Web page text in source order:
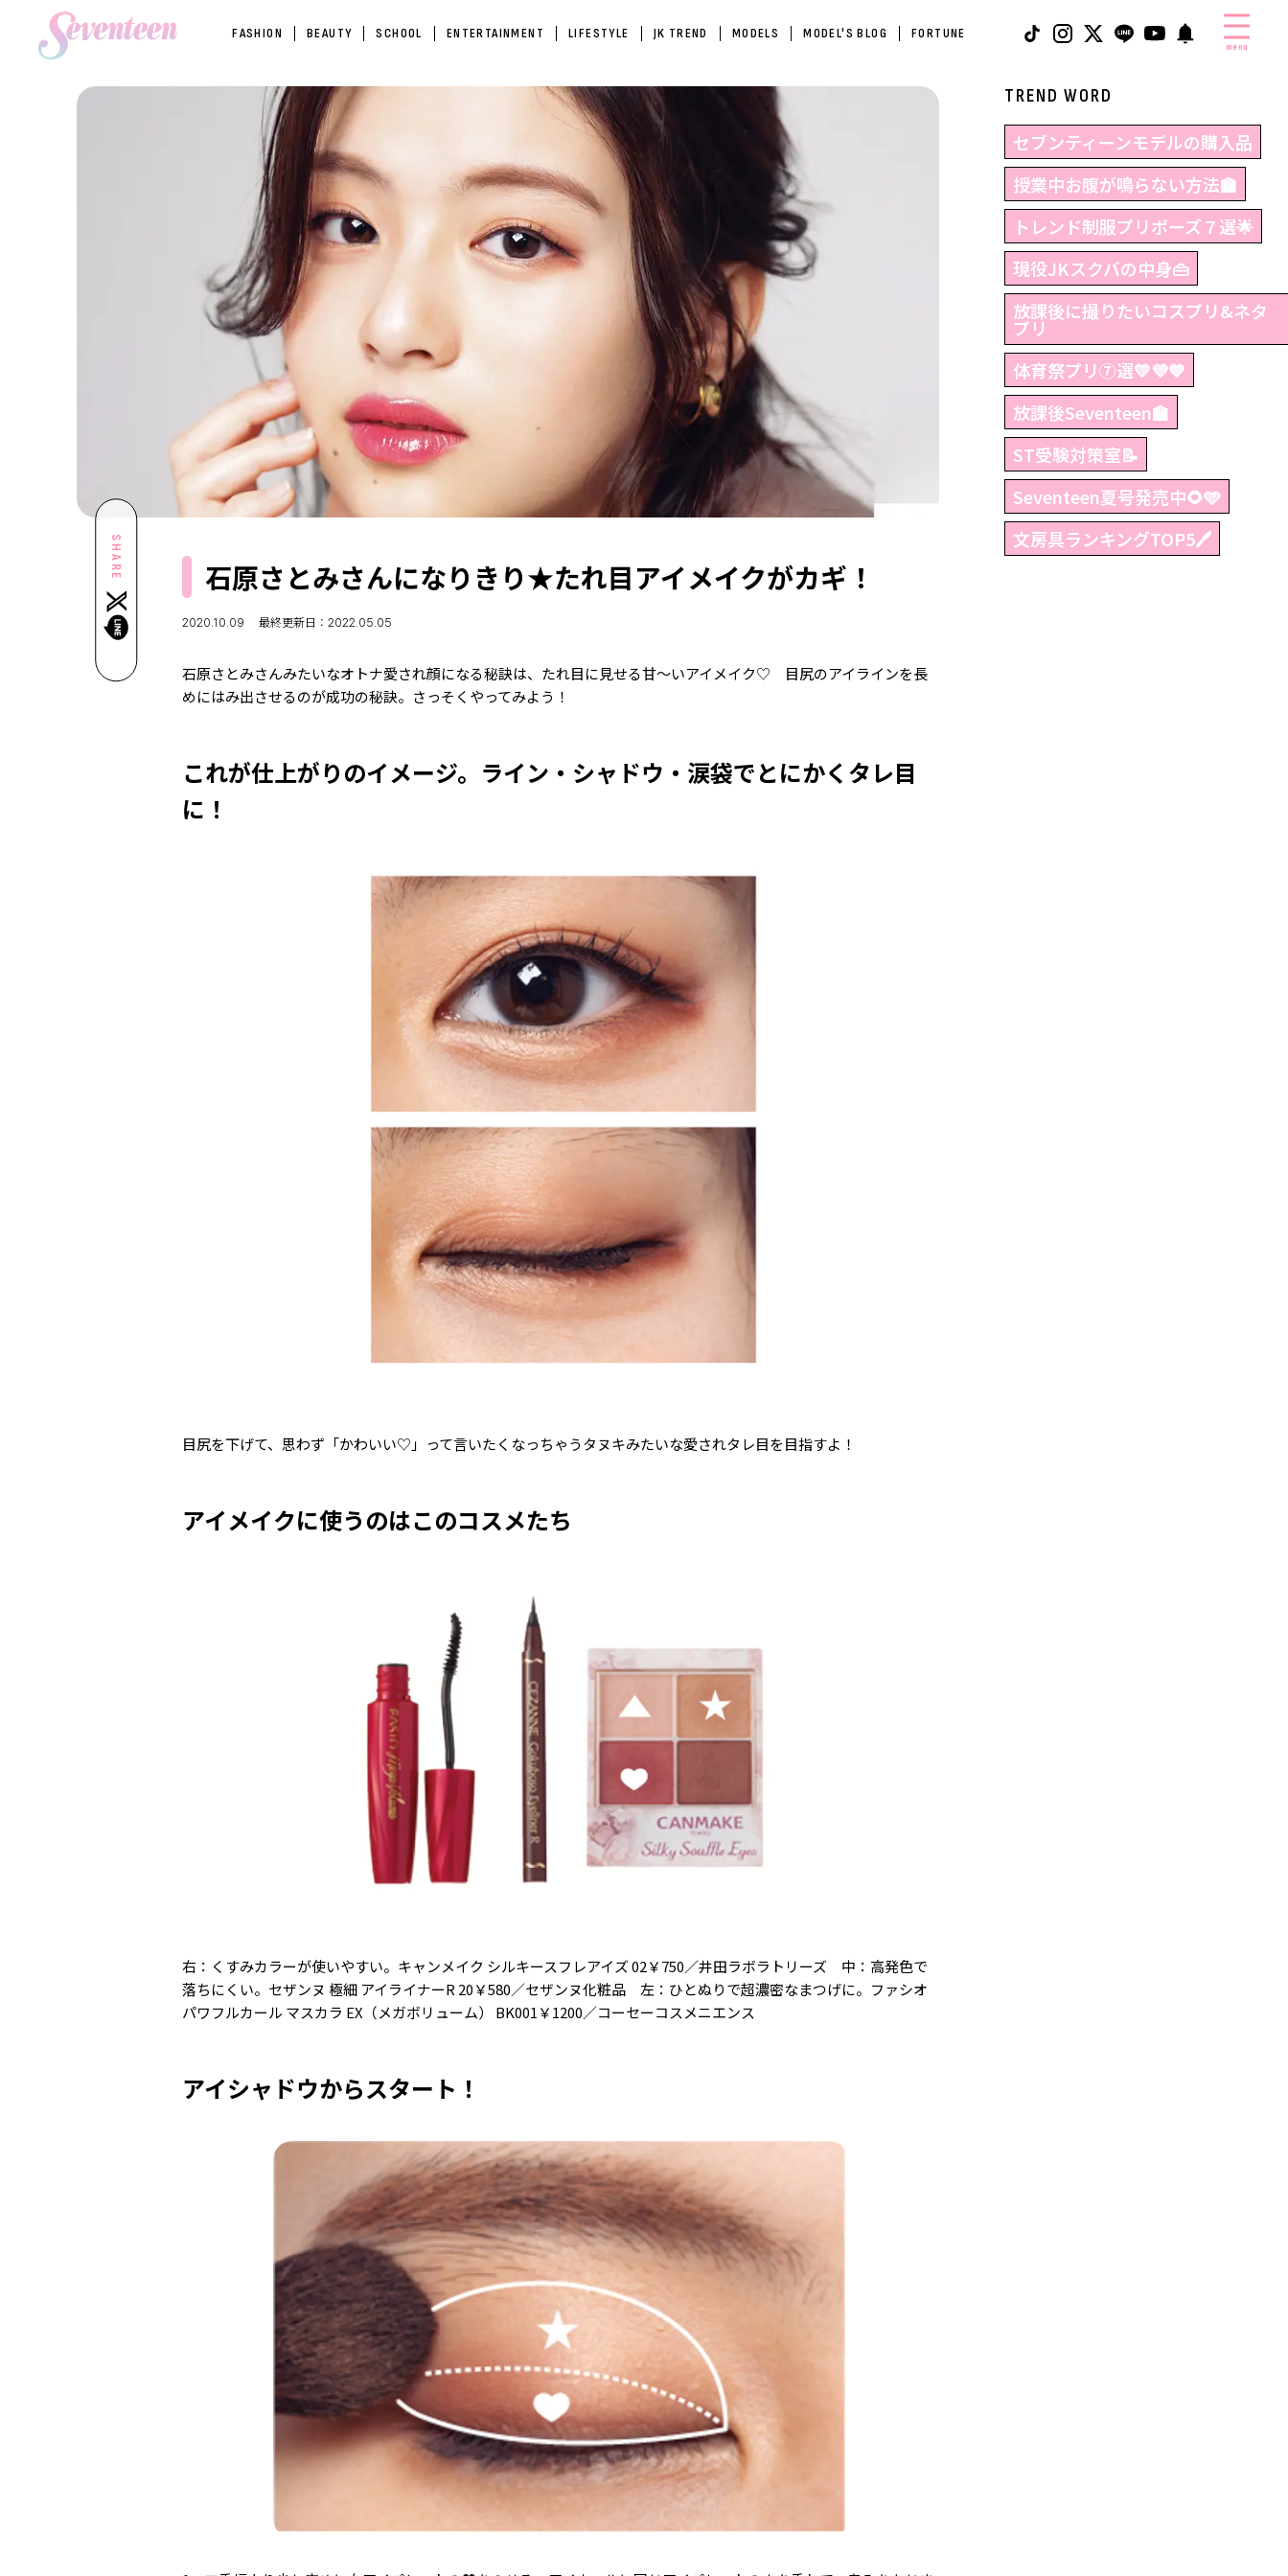
FASHION BEAUTY SCHOOL ENTERTAINMENT LIFESTYLE JK TREND MODELS MODEL'S BLOG FORTUNE
menu
SHARE 石原さとみさんになりきり★たれ目アイメイクがカギ！
2020.10.09 最終更新日：2022.05.05
石原さとみさんみたいなオトナ愛され顔になる秘訣は、たれ目に見せる甘～いアイメイク♡ 目尻のアイラインを長
めにはみ出させるのが成功の秘訣。さっそくやってみよう！
これが仕上がりのイメージ。ライン・シャドウ・涙袋でとにかくタレ目
に！
目尻を下げて、思わず「かわいい♡」って言いたくなっちゃうタヌキみたいな愛されタレ目を目指すよ！
アイメイクに使うのはこのコスメたち
右：くすみカラーが使いやすい。キャンメイク シルキースフレアイズ 02￥750／井田ラボラトリーズ 中：高発色で
落ちにくい。セザンヌ 極細 アイライナーR 20￥580／セザンヌ化粧品 左：ひとぬりで超濃密なまつげに。ファシオ
パワフルカール マスカラ EX（メガボリューム） BK001￥1200／コーセーコスメニエンス
アイシャドウからスタート！
TREND WORD
セブンティーンモデルの購入品
授業中お腹が鳴らない方法🏫
トレンド制服プリポーズ７選🌟
現役JKスクバの中身👜
放課後に撮りたいコスプリ&ネタ
プリ
体育祭プリ⑦選💛💜💙
放課後Seventeen🏫
ST受験対策室📝
Seventeen夏号発売中🌻🩵
文房具ランキングTOP5🖊